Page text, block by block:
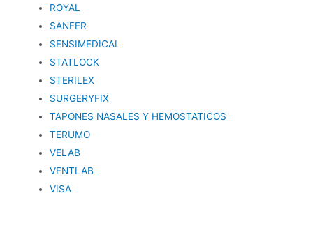
ROYAL
SANFER
SENSIMEDICAL
STATLOCK
STERILEX
SURGERYFIX
TAPONES NASALES Y HEMOSTATICOS
TERUMO
VELAB
VENTLAB
VISA